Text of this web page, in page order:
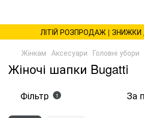
ЛІТІЙ РОЗПРОДАЖ | ЗНИЖКИ
Жінкам Аксесуари Головні убори
Жіночі шапки Bugatti
Фільтр 1 За